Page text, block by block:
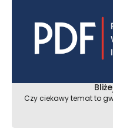
Czy ciekawy temat to